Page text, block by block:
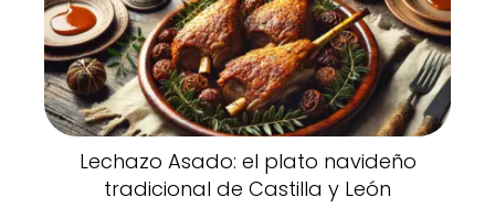
Lechazo Asado: el plato navideño
tradicional de Castilla y León